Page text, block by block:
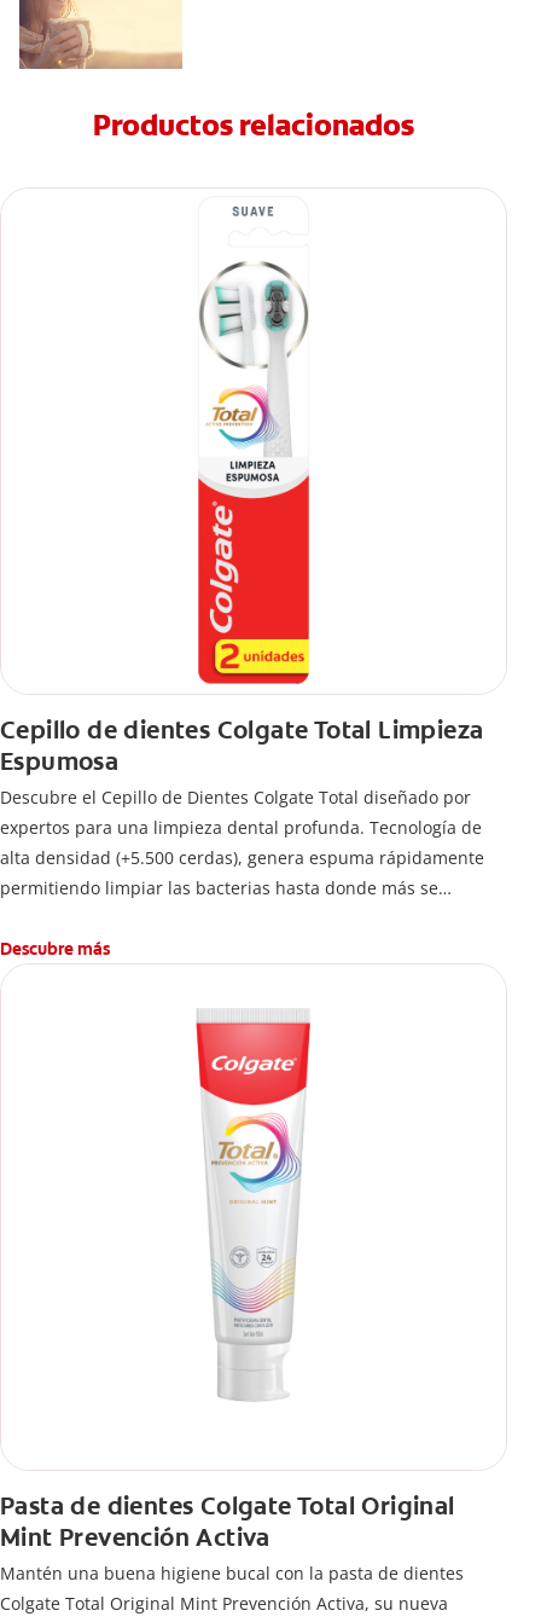
Productos relacionados
Cepillo de dientes Colgate Total Limpieza
Espumosa
Descubre el Cepillo de Dientes Colgate Total diseñado por
expertos para una limpieza dental profunda. Tecnología de
alta densidad (+5.500 cerdas), genera espuma rápidamente
permitiendo limpiar las bacterias hasta donde más se
Descubre más
Pasta de dientes Colgate Total Original
Mint Prevención Activa
Mantén una buena higiene bucal con la pasta de dientes
Colgate Total Original Mint Prevención Activa, su nueva